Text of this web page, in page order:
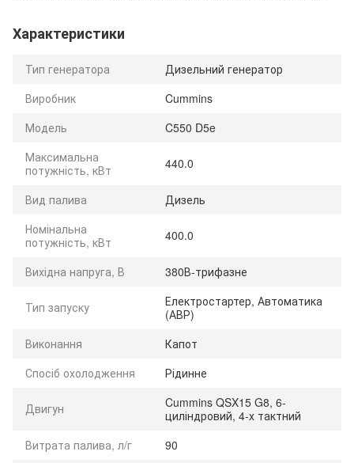
Характеристики
Тип генератора
Дизельний генератор
Виробник
Cummins
Модель
C550 D5e
Максимальна
потужність, кВт
440.0
Вид палива
Дизель
Номінальна
потужність, кВт
400.0
Вихідна напруга, В 380В-трифазне
Тип запуску
Електростартер, Автоматика
(АВР)
Виконання
Капот
Спосіб охолодження
Рідинне
Двигун
Cummins QSX15 G8, 6-
циліндровий, 4-х тактний
Витрата палива, л/г
90